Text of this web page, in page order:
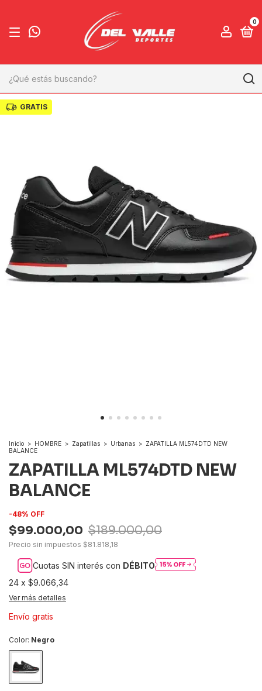
0
GRATIS
Inicio > HOMBRE > Zapatillas > Urbanas > ZAPATILLA ML574DTD NEW
BALANCE
ZAPATILLA ML574DTD NEW
BALANCE
-48% OFF
$99.000,00 $189.000,00
Precio sin impuestos $81.818,18
Cuotas SIN interés con DÉBITO
24 x $9.066,34
Ver más detalles
Envío gratis
Color: Negro